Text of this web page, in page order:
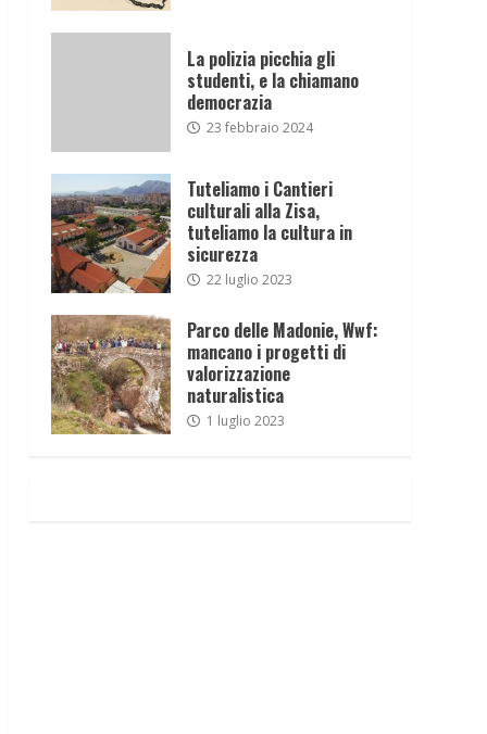
La polizia picchia gli
studenti, e la chiamano
democrazia
23 febbraio 2024
Tuteliamo i Cantieri
culturali alla Zisa,
tuteliamo la cultura in
sicurezza
22 luglio 2023
Parco delle Madonie, Wwf:
mancano i progetti di
valorizzazione
naturalistica
1 luglio 2023